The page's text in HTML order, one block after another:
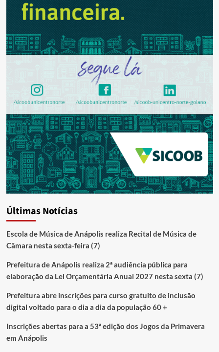
Últimas Notícias
Escola de Música de Anápolis realiza Recital de Música de
Câmara nesta sexta-feira (7)
Prefeitura de Anápolis realiza 2ª audiência pública para
elaboração da Lei Orçamentária Anual 2027 nesta sexta (7)
Prefeitura abre inscrições para curso gratuito de inclusão
digital voltado para o dia a dia da população 60 +
Inscrições abertas para a 53ª edição dos Jogos da Primavera
em Anápolis